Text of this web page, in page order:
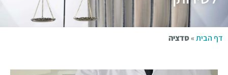
דף הבית»סדציה